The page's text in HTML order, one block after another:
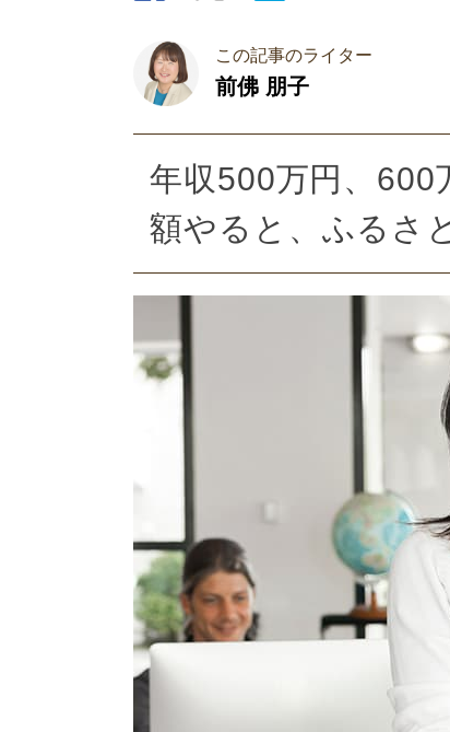
この記事のライター
前佛 朋子
年収500万円、600
額やると、ふるさ